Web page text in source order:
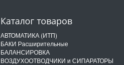
Каталог товаров
АВТОМАТИКА (ИТП)
БАКИ Расширительные
БАЛАНСИРОВКА
ВОЗДУХООТВОДЧИКИ и СИПАРАТОРЫ